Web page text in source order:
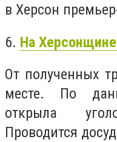
в Херсон
6. На
От полученных
месте. По
открыла
Проводится